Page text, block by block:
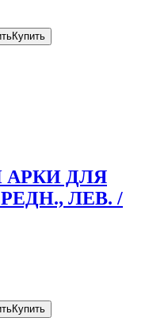
Купить
ДЛЯ
ЛЕВ. /
Купить